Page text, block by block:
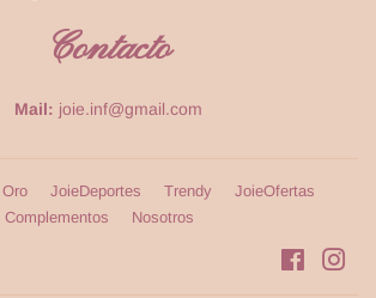
Contacto
Mail: joie.inf@gmail.com
Oro JoieDeportes Trendy
JoieOfertas
Complementos
Nosotros